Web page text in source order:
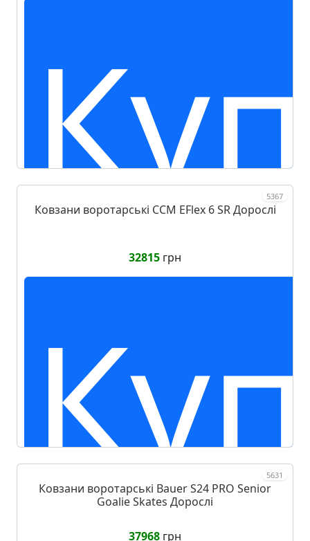
5367
Ковзани воротарські CCM EFlex 6 SR Дорослі
32815 грн
5631
Ковзани воротарські Bauer S24 PRO Senior
Goalie Skates Дорослі
37968 грн